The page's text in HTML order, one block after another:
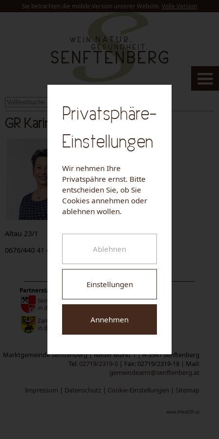
Sie betrachten die mobile Version unserer Website. Volle Version
GR Karin Vogt (FPÖ)
Altau 23/1
0676/440 41 44
Partnerstädte:
Senftenberg
in der Niederlausitz
Zamberk
in der Tschechischen Republik
Marktgemeinde Senftenberg | Neuer Markt 1 | A-3541 Senftenberg
Tel: 02719/2319-0 | Fax: 02719/2319-18 | Mail:
gemeindeamt@senftenberg.at
Impressum | Datenschutz | Cookie-Einstellungen | Sitemap
www.AllesEDV.at
Privatsphäre-
Einstellungen
Wir nehmen Ihre
Privatspähre ernst. Bitte
entscheiden Sie, ob Sie
Cookies annehmen oder
ablehnen wollen.
Ablehnen
Einstellungen
Annehmen